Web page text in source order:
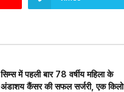
सिम्स में पहली बार 78 वर्षीय महिला के
अंडाशय कैंसर की सफल सर्जरी, एक किलो